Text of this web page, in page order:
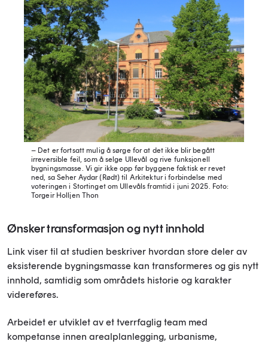
– Det er fortsatt mulig å sørge for at det ikke blir begått
irreversible feil, som å selge Ullevål og rive funksjonell
bygningsmasse. Vi gir ikke opp før byggene faktisk er revet
ned, sa Seher Aydar (Rødt) til Arkitektur i forbindelse med
voteringen i Stortinget om Ullevåls framtid i juni 2025. Foto:
Torgeir Holljen Thon
Ønsker transformasjon og nytt innhold
Link viser til at studien beskriver hvordan store deler av
eksisterende bygningsmasse kan transformeres og gis nytt
innhold, samtidig som områdets historie og karakter
videreføres.
Arbeidet er utviklet av et tverrfaglig team med
kompetanse innen arealplanlegging, urbanisme,